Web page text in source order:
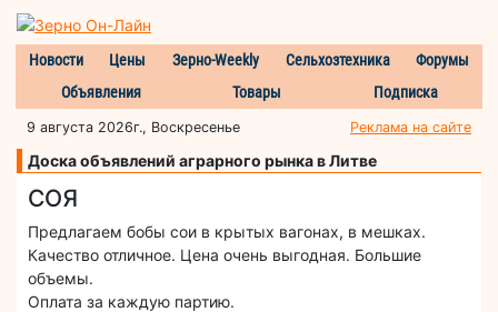
Новости Цены Зерно-Weekly Сельхозтехника
Форумы
Объявления
Товары Подписка
9 августа 2026г., Воскресенье Реклама на сайте
Доска объявлений аграрного рынка в Литве
СОЯ
Предлагаем бобы сои в крытых вагонах, в мешках.
Качество отличное. Цена очень выгодная. Большие
объемы.
Оплата за каждую партию.